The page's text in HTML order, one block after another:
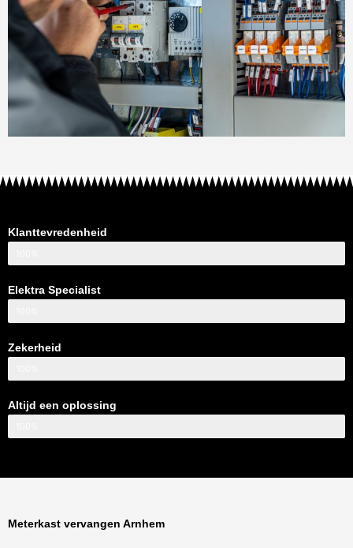
Klanttevredenheid
Elektra Specialist
Zekerheid
Altijd een oplossing
Meterkast vervangen Arnhem